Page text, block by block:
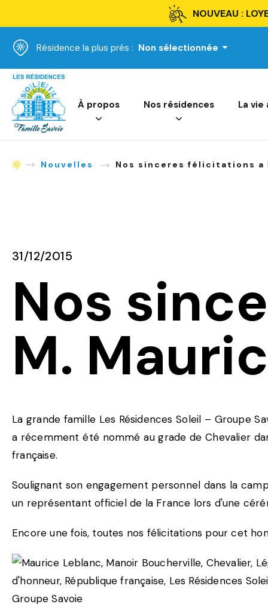
NOUVEAU :
Résidence la plus près : Non sélectionnée
Accueil
À propos Nos résidences La vie
AccueilNouvelles Nos sinceres félicitations a
31/12/2015
Nos
M.
La grande famille Les Résidences Soleil – Groupe
a récemment été nommé au grade de Chevalier
française.
Soulignant son engagement personnel dans la
un représentant officiel de la France lors d'une
Encore une fois, toutes nos félicitations pour cet